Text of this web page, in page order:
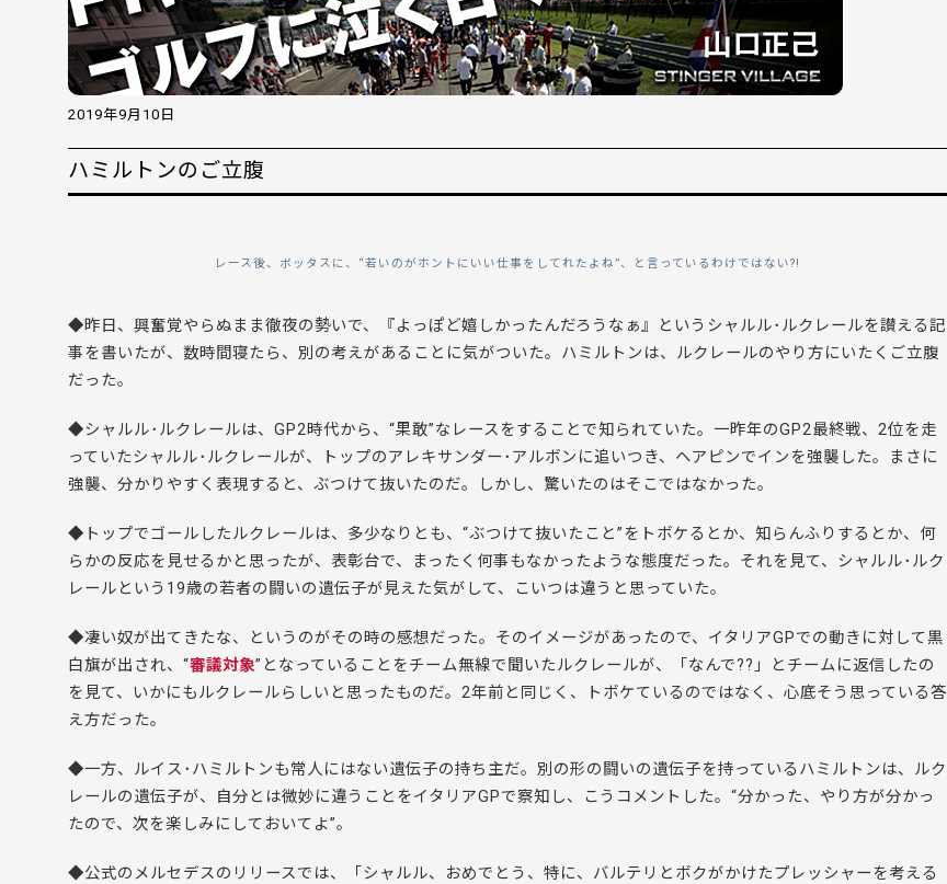
2019年9月10日
ハミルトンのご立腹
レース後、ボッタスに、“若いのがホントにいい仕事をしてれたよね”、と言っているわけではない?!
◆昨日、 興奮覚やらぬまま徹夜の勢いで、
『よっぽど嬉しかったんだろうなぁ』というシャルル･ルクレールを讃える記
事を書いたが、数時間寝たら、別の考えがあることに気がついた。ハミルトンは、ルクレールのやり方にいたくご立腹
だった。
◆シャルル･ルクレールは、GP2時代から、“果敢”なレースをすることで知られていた。一昨年のGP2最終戦、2位を走
っていたシャルル･ルクレールが、トップのアレキサンダー･アルボンに追いつき、ヘアピンでインを強襲した。まさに
強襲、分かりやすく表現すると、ぶつけて抜いたのだ。しかし、驚いたのはそこではなかった。
◆トップでゴールしたルクレールは、多少なりとも、“ぶつけて抜いたこと”をトボケるとか、知らんふりするとか、何
らかの反応を見せるかと思ったが、表彰台で、まったく何事もなかったような態度だった。それを見て、シャルル･ルク
レールという19歳の若者の闘いの遺伝子が見えた気がして、こいつは違うと思っていた。
◆凄い奴が出てきたな、というのがその時の感想だった。そのイメージがあったので、イタリアGPでの動きに対して黒
白旗が出され、“審議対象”となっていることをチーム無線で聞いたルクレールが、「なんで??」とチームに返信したの
を見て、いかにもルクレールらしいと思ったものだ。2年前と同じく、トボケているのではなく、心底そう思っている答
え方だった。
◆一方、ルイス･ハミルトンも常人にはない遺伝子の持ち主だ。別の形の闘いの遺伝子を持っているハミルトンは、ルク
レールの遺伝子が、自分とは微妙に違うことをイタリアGPで察知し、こうコメントした。“分かった、やり方が分かっ
たので、次を楽しみにしておいてよ”。
◆公式のメルセデスのリリースでは、 「シャルル、おめでとう、 特に、バルテリとボクがかけたプレッシャーを考える